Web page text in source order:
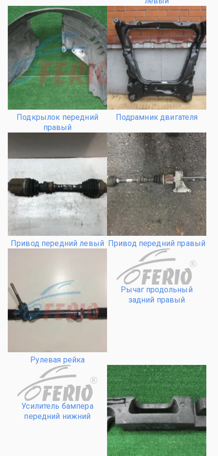
Подкрылок передний
правый
Подрамник двигателя
Привод передний левый Привод передний правый
Рулевая рейка
R
Рычаг продольный
задний правый
R
Усилитель бампера
передний нижний